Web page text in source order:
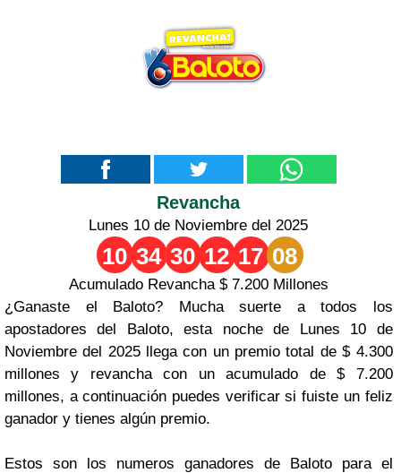
Revancha
Lunes 10 de Noviembre del 2025
10 34 30 12 17 08
Acumulado Revancha $ 7.200 Millones
¿Ganaste el Baloto? Mucha suerte a todos los
apostadores del Baloto, esta noche de Lunes 10 de
Noviembre del 2025 llega con un premio total de $ 4.300
millones y revancha con un acumulado de $ 7.200
millones, a continuación puedes verificar si fuiste un feliz
ganador y tienes algún premio.
Estos son los numeros ganadores de Baloto para el